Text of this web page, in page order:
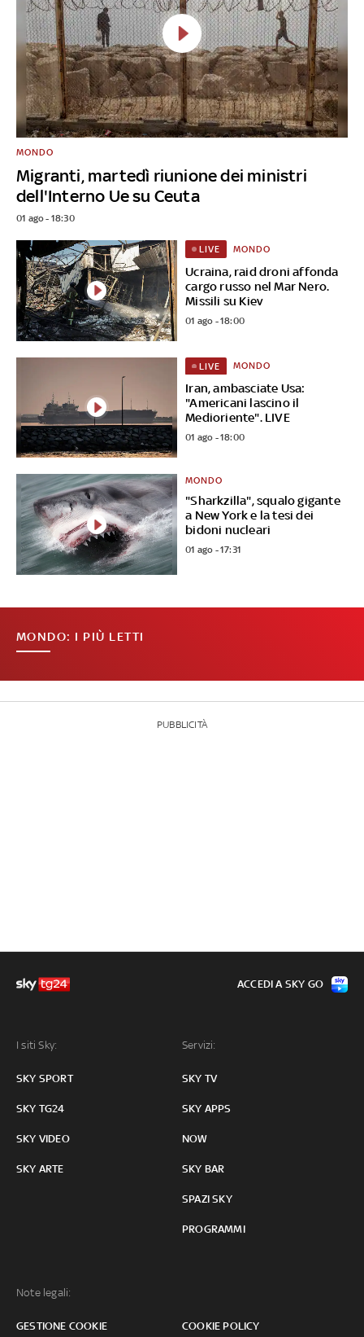
Migranti, martedì riunione dei ministri
dell'Interno Ue su Ceuta
MONDO
01 ago - 18:30
Ucraina, raid droni affonda
cargo russo nel Mar Nero.
Missili su Kiev
LIVE MONDO
01 ago - 18:00
Iran, ambasciate Usa:
"Americani lascino il
Medioriente". LIVE
LIVE MONDO
01 ago - 18:00
"Sharkzilla", squalo gigante
a New York e la tesi dei
bidoni nucleari
MONDO
01 ago - 17:31
MONDO: I PIÙ LETTI
PUBBLICITÀ
I siti Sky:
SKY SPORT
SKY TG24
SKY VIDEO
SKY ARTE
Servizi:
SKY TV
SKY APPS
NOW
SKY BAR
SPAZI SKY
PROGRAMMI
Note legali:
GESTIONE COOKIE COOKIE POLICY
ACCEDI A SKY GO